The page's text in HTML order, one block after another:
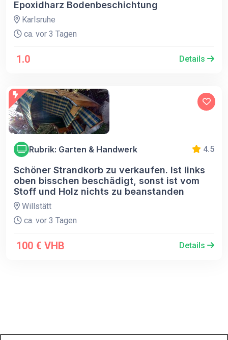
Epoxidharz Bodenbeschichtung
Karlsruhe
ca. vor 3 Tagen
1.0 Details
Rubrik: Garten & Handwerk 4.5
Schöner Strandkorb zu verkaufen. Ist links
oben bisschen beschädigt, sonst ist vom
Stoff und Holz nichts zu beanstanden
Willstätt
ca. vor 3 Tagen
100 € VHB Details